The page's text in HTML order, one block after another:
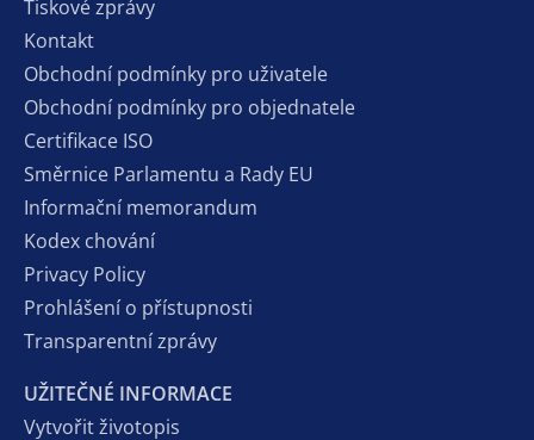
Tiskové zprávy
Kontakt
Obchodní podmínky pro uživatele
Obchodní podmínky pro objednatele
Certifikace ISO
Směrnice Parlamentu a Rady EU
Informační memorandum
Kodex chování
Privacy Policy
Prohlášení o přístupnosti
Transparentní zprávy
UŽITEČNÉ INFORMACE
Vytvořit životopis